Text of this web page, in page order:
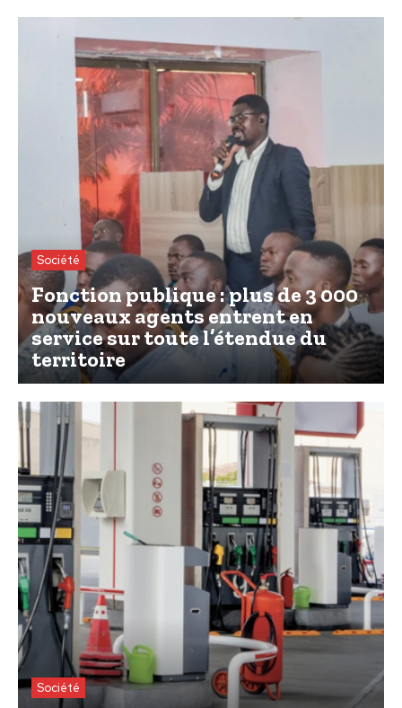
Société
Fonction publique : plus de 3 000
nouveaux agents entrent en
service sur toute l’étendue du
territoire
Société